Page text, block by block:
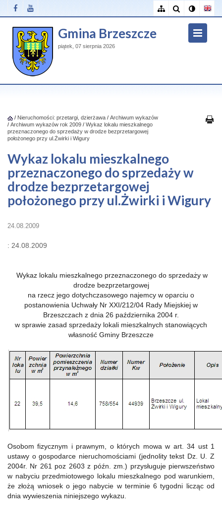
Gmina Brzeszcze
piątek, 07 sierpnia 2026
/ Nieruchomości: przetargi, dzierżawa / Archiwum wykazów
/ Archiwum wykazów rok 2009 / Wykaz lokalu mieszkalnego
przeznaczonego do sprzedaży w drodze bezprzetargowej
położonego przy ul.Żwirki i Wigury
Wykaz lokalu mieszkalnego
przeznaczonego do sprzedaży w
drodze bezprzetargowej
położonego przy ul.Żwirki i Wigury
24.08.2009
: 24.08.2009
Wykaz lokalu mieszkalnego przeznaczonego do sprzedaży w
drodze bezprzetargowej
na rzecz jego dotychczasowego najemcy w oparciu o
postanowienia Uchwały Nr XXI/212/04 Rady Miejskiej w
Brzeszczach z dnia 26 października 2004 r.
w sprawie zasad sprzedaży lokali mieszkalnych stanowiących
własność Gminy Brzeszcze
Osobom fizycznym i prawnym, o których mowa w art. 34 ust 1
ustawy o gospodarce nieruchomościami (jednolity tekst Dz. U. Z
2004r. Nr 261 poz 2603 z późn. zm.) przysługuje pierwszeństwo
w nabyciu przedmiotowego lokalu mieszkalnego pod warunkiem,
że złożą wniosek o jego nabycie w terminie 6 tygodni licząc od
dnia wywieszenia niniejszego wykazu.